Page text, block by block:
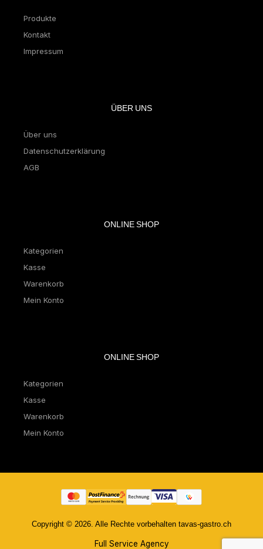
Produkte
Kontakt
Impressum
ÜBER UNS
Über uns
Datenschutzerklärung
AGB
ONLINE SHOP
Kategorien
Kasse
Warenkorb
Mein Konto
ONLINE SHOP
Kategorien
Kasse
Warenkorb
Mein Konto
Copyright © 2026. Alle Rechte vorbehalten tavas-gastro.ch
Full Service Agency